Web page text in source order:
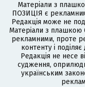
Матеріали з
ПОЗИЦІЯ є
Редакція може не
Матеріали з
рекламними, проте
контенту і
Редакція не несе
судження,
українським